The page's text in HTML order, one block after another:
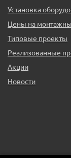
Установка
Цены на
Типовые проекты
Реализованные
Акции
Новости